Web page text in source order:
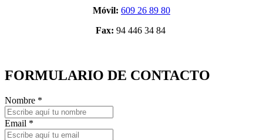
Móvil: 609 26 89 80
Fax: 94 446 34 84
FORMULARIO DE CONTACTO
Nombre *
Email *